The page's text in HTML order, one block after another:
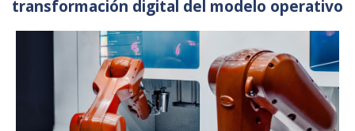
transformación digital del modelo operativo